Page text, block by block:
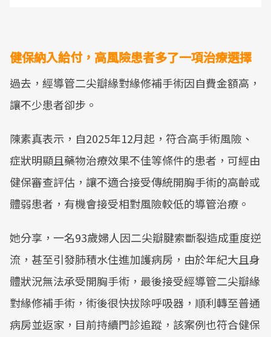
健保納入給付，高風險患者多了一項治療選擇
過去，經導管二尖瓣緣對緣修補手術因自費金額高，
讓不少患者卻步。
陳素真表示，自2025年12月起，符合高手術風險、
症狀明顯且藥物治療效果不佳等條件的患者，可經由
健保審查評估，讓不適合接受傳統開胸手術的高齡或
體弱患者，有機會接受相對風險較低的導管治療。
她分享，一名93歲婦人因二尖瓣腱索斷裂造成重度逆
流，甚至引發肺積水住進加護病房，由於年紀大且身
體狀況無法承受開胸手術，最後接受經導管二尖瓣緣
對緣修補手術，術後很快拔除呼吸器，順利轉至普通
病房並返家，目前持續門診追蹤，該案例也符合健保